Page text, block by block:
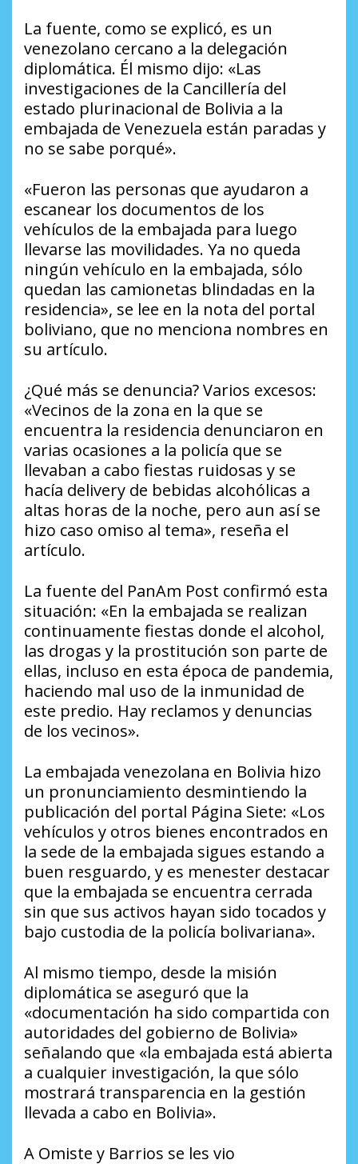
La fuente, como se explicó, es un
venezolano cercano a la delegación
diplomática. Él mismo dijo: «Las
investigaciones de la Cancillería del
estado plurinacional de Bolivia a la
embajada de Venezuela están paradas y
no se sabe porqué».
«Fueron las personas que ayudaron a
escanear los documentos de los
vehículos de la embajada para luego
llevarse las movilidades. Ya no queda
ningún vehículo en la embajada, sólo
quedan las camionetas blindadas en la
residencia», se lee en la nota del portal
boliviano, que no menciona nombres en
su artículo.
¿Qué más se denuncia? Varios excesos:
«Vecinos de la zona en la que se
encuentra la residencia denunciaron en
varias ocasiones a la policía que se
llevaban a cabo fiestas ruidosas y se
hacía delivery de bebidas alcohólicas a
altas horas de la noche, pero aun así se
hizo caso omiso al tema», reseña el
artículo.
La fuente del PanAm Post confirmó esta
situación: «En la embajada se realizan
continuamente fiestas donde el alcohol,
las drogas y la prostitución son parte de
ellas, incluso en esta época de pandemia,
haciendo mal uso de la inmunidad de
este predio. Hay reclamos y denuncias
de los vecinos».
La embajada venezolana en Bolivia hizo
un pronunciamiento desmintiendo la
publicación del portal Página Siete: «Los
vehículos y otros bienes encontrados en
la sede de la embajada sigues estando a
buen resguardo, y es menester destacar
que la embajada se encuentra cerrada
sin que sus activos hayan sido tocados y
bajo custodia de la policía bolivariana».
Al mismo tiempo, desde la misión
diplomática se aseguró que la
«documentación ha sido compartida con
autoridades del gobierno de Bolivia»
señalando que «la embajada está abierta
a cualquier investigación, la que sólo
mostrará transparencia en la gestión
llevada a cabo en Bolivia».
A Omiste y Barrios se les vio